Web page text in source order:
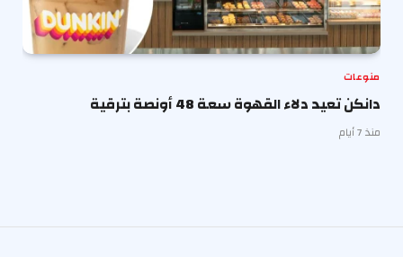
منوعات
دانكن تعيد دلاء القهوة سعة 48 أونصة بترقية
منذ 7 أيام